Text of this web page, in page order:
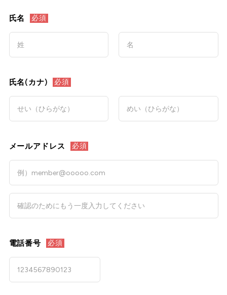
氏名 必須
氏名(カナ) 必須
メールアドレス 必須
電話番号 必須